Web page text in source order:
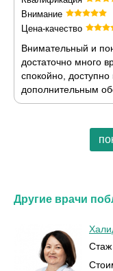
Внимание
Цена-качество
Внимательный и
достаточно много
спокойно,
дополнительным
Другие врачи
Стаж